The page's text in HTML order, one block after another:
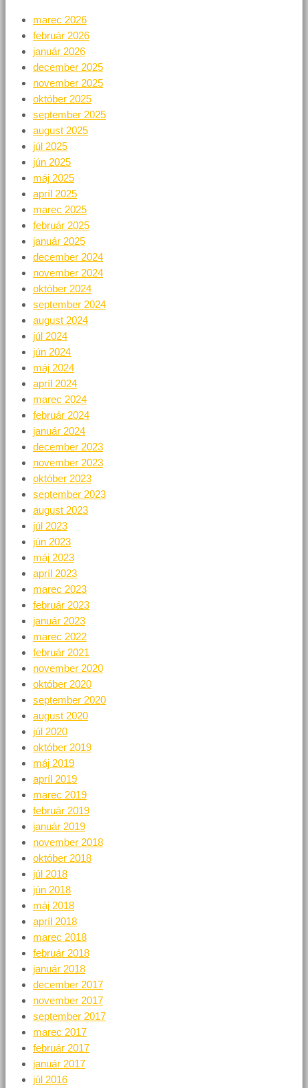
marec 2026
február 2026
január 2026
december 2025
november 2025
október 2025
september 2025
august 2025
júl 2025
jún 2025
máj 2025
apríl 2025
marec 2025
február 2025
január 2025
december 2024
november 2024
október 2024
september 2024
august 2024
júl 2024
jún 2024
máj 2024
apríl 2024
marec 2024
február 2024
január 2024
december 2023
november 2023
október 2023
september 2023
august 2023
júl 2023
jún 2023
máj 2023
apríl 2023
marec 2023
február 2023
január 2023
marec 2022
február 2021
november 2020
október 2020
september 2020
august 2020
júl 2020
október 2019
máj 2019
apríl 2019
marec 2019
február 2019
január 2019
november 2018
október 2018
júl 2018
jún 2018
máj 2018
apríl 2018
marec 2018
február 2018
január 2018
december 2017
november 2017
september 2017
marec 2017
február 2017
január 2017
júl 2016